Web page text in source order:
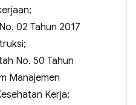
02 Tahun 2017
No. 50 Tahun
Manajemen
Kerja;